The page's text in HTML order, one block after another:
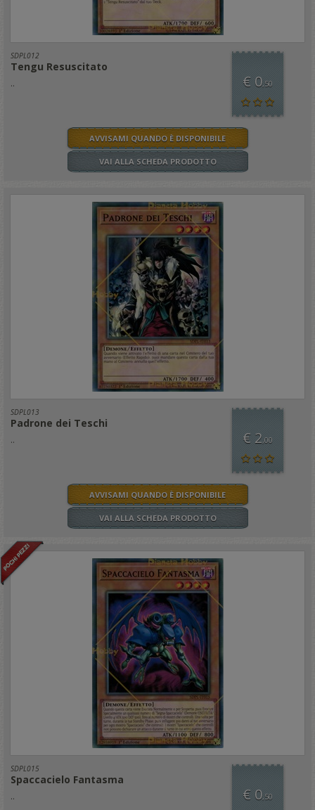
SDPL012
Tengu Resuscitato
.. € 0,50
AVVISAMI QUANDO È DISPONIBILE
VAI ALLA SCHEDA PRODOTTO
SDPL013
Padrone dei Teschi
.. € 2,00
AVVISAMI QUANDO È DISPONIBILE
VAI ALLA SCHEDA PRODOTTO
SDPL015
Spaccacielo Fantasma
.. € 0,50